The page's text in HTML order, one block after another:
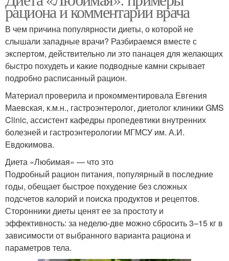
рациона и комментарии врача
В чем причина популярности диеты, о которой не
слышали западные врачи? Разбираемся вместе с
экспертом, действительно ли это панацея для желающих
быстро похудеть и какие подводные камни скрывает
подробно расписанный рацион.
Материал проверила и прокомментировала Евгения
Маевская, к.м.н., гастроэнтеролог, диетолог клиники GMS
Clinic, ассистент кафедры пропедевтики внутренних
болезней и гастроэнтерологии МГМСУ им. А.И.
Евдокимова.
Диета «Любимая» — что это
Подробный рацион питания, популярный в последние
годы, обещает быстрое похудение без сложных
подсчетов калорий и поиска продуктов и рецептов.
Сторонники диеты ценят ее за простоту и
эффективность: за неделю-две можно сбросить 3–15 кг в
зависимости от выбранного варианта рациона и
параметров тела.